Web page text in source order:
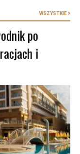
WSZYSTKIE
po
i